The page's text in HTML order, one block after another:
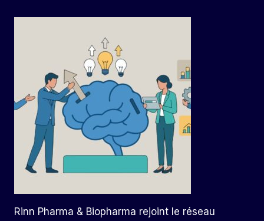
Rinn Pharma & Biopharma rejoint le réseau